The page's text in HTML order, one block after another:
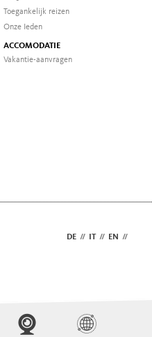
Toegankelijk reizen
Onze Ieden
ACCOMODATIE
Vakantie-aanvragen
DE // IT // EN //